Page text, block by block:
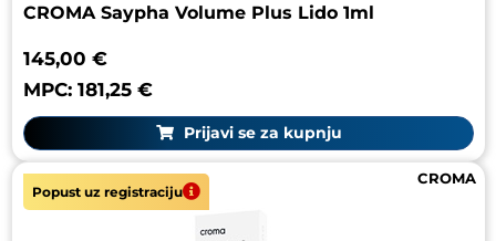
CROMA Saypha Volume Plus Lido 1ml
145,00 €
MPC: 181,25 €
Prijavi se za kupnju
Popust uz registraciju
CROMA